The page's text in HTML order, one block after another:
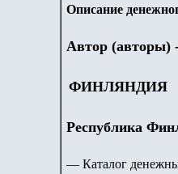
Описание
Автор (авторы)
ФИНЛЯНДИЯ
Республика
— Каталог